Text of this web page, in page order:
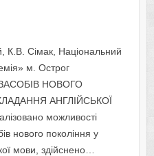
Сімак, Національний
м. Острог
НОВОГО
АНГЛІЙСЬКОЇ
можливості
нового покоління у
мови, здійснено…